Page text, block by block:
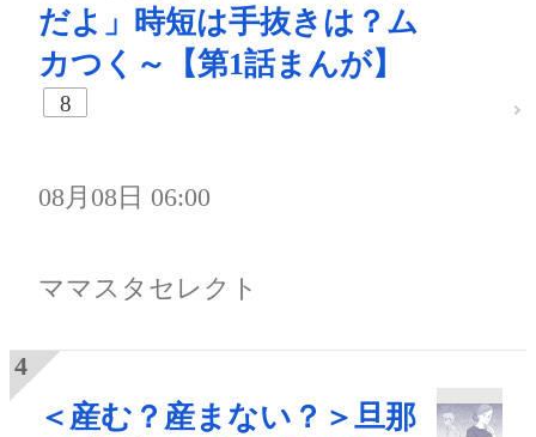
だよ」時短は手抜きは？ム
カつく～【第1話まんが】
8
08月08日 06:00
ママスタセレクト
＜産む？産まない？＞旦那